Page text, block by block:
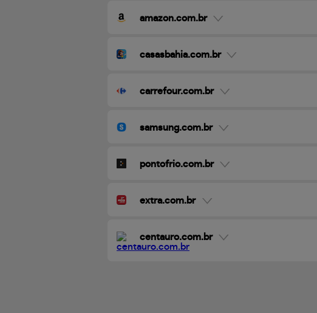
amazon.com.br
casasbahia.com.br
carrefour.com.br
samsung.com.br
pontofrio.com.br
extra.com.br
centauro.com.br